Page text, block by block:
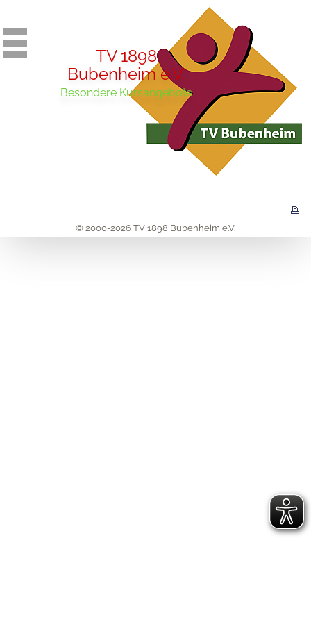
TV 1898
Bubenheim e.V.
Besondere Kursangebote
© 2000-2026 TV 1898 Bubenheim e.V.